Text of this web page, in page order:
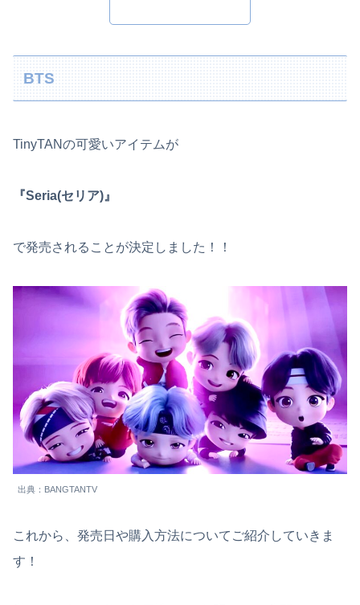
BTS
TinyTANの可愛いアイテムが
『Seria(セリア)』
で発売されることが決定しました！！
出典：BANGTANTV
これから、発売日や購入方法についてご紹介していきま
す！